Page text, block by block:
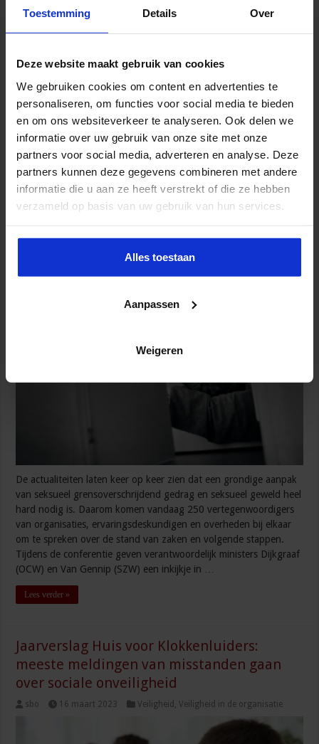
Toestemming Details Over
Deze website maakt gebruik van cookies
We gebruiken cookies om content en advertenties te
personaliseren, om functies voor social media te bieden
en om ons websiteverkeer te analyseren. Ook delen we
informatie over uw gebruik van onze site met onze
partners voor social media, adverteren en analyse. Deze
partners kunnen deze gegevens combineren met andere
informatie die u aan ze heeft verstrekt of die ze hebben
verzameld op basis van uw gebruik van hun services.
Alles toestaan
Aanpassen
Weigeren
vindbare regels en procedures te zorgen en zich daar dan achter
naar grensoverschrijdend gedrag binnen de publieke omroep laat
een angstcultuur zien die, in de woorden van de Wet
bescherming klokkenluiders, waarschijnlijk ook wel een misstand
van maatschappelijk belang is. …
De meerderheid van de Nederlanders ziet
een groot probleem dat harder moet
Openbare orde en veiligheid,Veiligheid, Veiligheid in de organisatie
De actualiteiten laten keer op keer zien dat een grondige aanpak
van seksueel grensoverschrijdend gedrag en seksueel geweld heel
hard nodig is. Daarom komen vandaag 250 vertegenwoordigers
van organisaties, ervaringsdeskundigen en overheden bij elkaar
om te spreken over de stand van zaken en volgende stappen.
Tijdens de conferentie geven verantwoordelijk ministers Dijkgraaf
(OCW) en Van Gennip (SZW) een inkijkje in …
Lees verder »
Jaarverslag Huis voor Klokkenluiders:
meeste meldingen van misstanden gaan
over sociale onveiligheid
sbo 16 maart 2023 Veiligheid ,Veiligheid in de organisatie